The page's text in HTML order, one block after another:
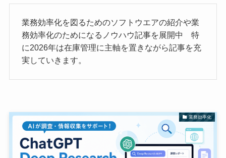
業務効率化を図るためのソフトウエアの紹介や業
務効率化のためになるノウハウ記事を展開中 特
に2026年は在庫管理に主軸を置きながら記事を充
実していきます。
業務効率化